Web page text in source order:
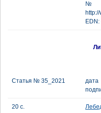
EDN:
Статья № 35_2021
дата
20 с.